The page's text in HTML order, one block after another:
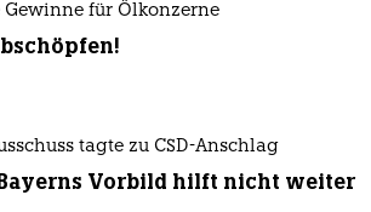
Gewinne für Ölkonzerne
tagte zu CSD-Anschlag
Vorbild hilft nicht weiter